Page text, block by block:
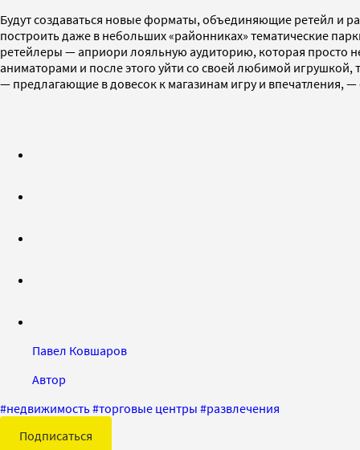
Будут создаваться новые форматы, объединяющие ретейл и
построить даже в небольших «районниках» тематические
ретейлеры — априори лояльную аудиторию, которая просто не
аниматорами и после этого уйти со своей любимой
— предлагающие в довесок к магазинам игру и впечатления, —
Павел Ковшаров
Автор
#недвижимость#торговые центры #развлечения
Подписаться